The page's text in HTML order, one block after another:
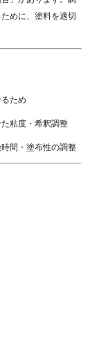
ために、塗料を適切
るため
た粘度・希釈調整
時間・塗布性の調整